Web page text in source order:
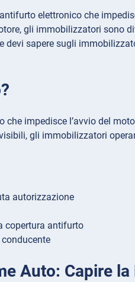
elettronico che
gli immobilizzatori sono
devi sapere sugli
impedisce l’avvio del
gli immobilizzatori
autorizzazione
copertura antifurto
Auto: Capire la